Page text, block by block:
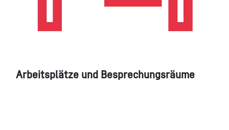
Arbeitsplätze und Besprechungsräume​